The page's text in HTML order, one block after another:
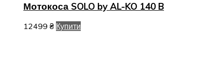
Мотокоса SOLO by AL-KO 140 B
12499 ₴ Купити